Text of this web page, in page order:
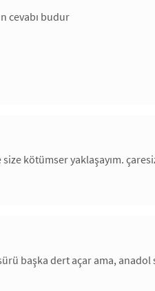
cevabı budur
kötümser yaklaşayım.
başka dert açar ama,